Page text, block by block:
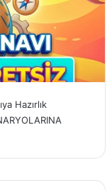
Hazırlık